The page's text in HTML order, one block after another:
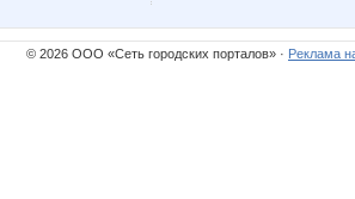
© 2026 ООО «Сеть городских порталов» · Реклама